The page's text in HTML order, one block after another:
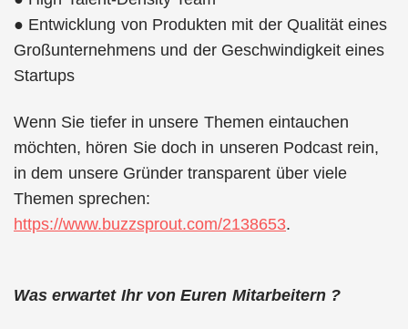
● Entwicklung von Produkten mit der Qualität eines
Großunternehmens und der Geschwindigkeit eines
Startups
Wenn Sie tiefer in unsere Themen eintauchen
möchten, hören Sie doch in unseren Podcast rein,
in dem unsere Gründer transparent über viele
Themen sprechen:
https://www.buzzsprout.com/2138653.
Was erwartet Ihr von Euren Mitarbeitern ?